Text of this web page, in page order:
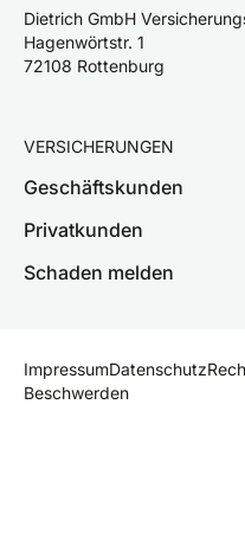
Dietrich GmbH
Hagenwörtstr. 1
72108 Rottenburg
VERSICHERUNGEN
Geschäftskunden
Privatkunden
Schaden melden
ImpressumDatenschutz
Beschwerden